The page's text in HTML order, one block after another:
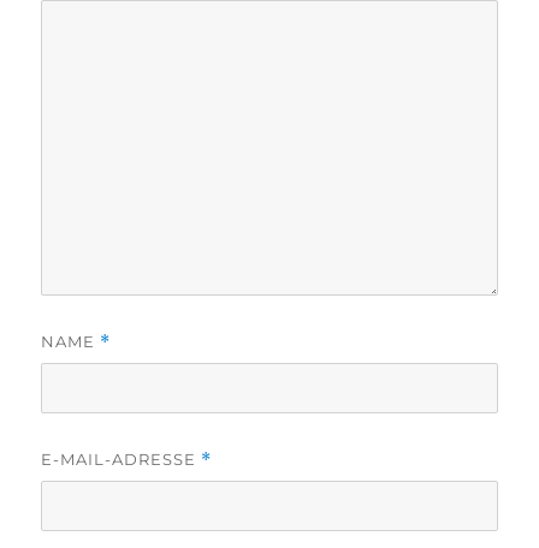
NAME *
E-MAIL-ADRESSE *